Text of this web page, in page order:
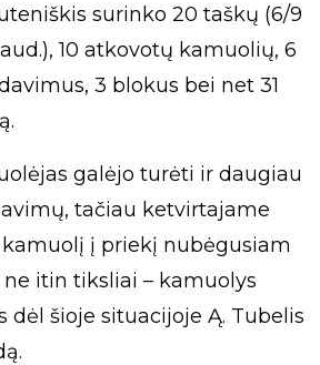
surinko 20 taškų (6/9
10 atkovotų kamuolių, 6
3 blokus bei net 31
galėjo turėti ir daugiau
tačiau ketvirtajame
į priekį nubėgusiam
ne itin tiksliai – kamuolys
dėl šioje situacijoje Ą. Tubelis